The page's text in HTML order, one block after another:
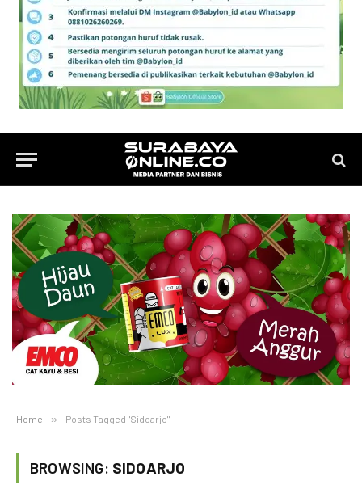
Home » Posts Tagged "Sidoarjo"
BROWSING: SIDOARJO